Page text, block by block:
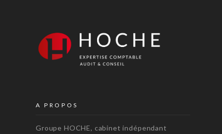
A PROPOS
Groupe HOCHE, cabinet indépendant